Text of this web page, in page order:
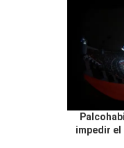
impedir el